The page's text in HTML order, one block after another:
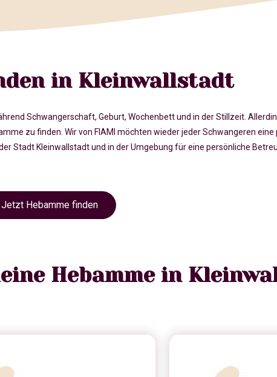
in Kleinwallstadt
Schwangerschaft, Geburt, Wochenbett und in der Stillzeit.
zu finden. Wir von FIAMI möchten wieder jeder Schwangeren
Stadt Kleinwallstadt und in der Umgebung für eine persönliche
Jetzt Hebamme finden
Hebamme in